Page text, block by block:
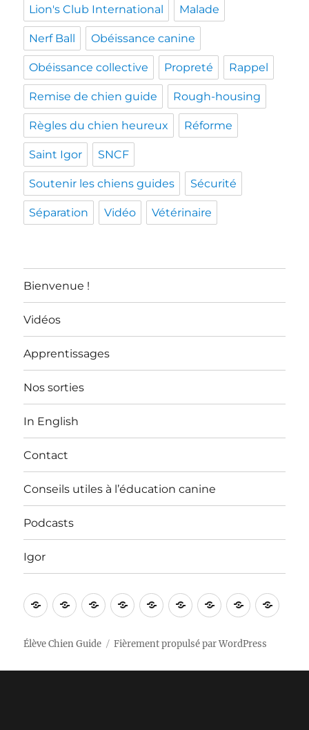
Lion's Club International Malade
Nerf Ball Obéissance canine
Obéissance collective Propreté Rappel
Remise de chien guide Rough-housing
Règles du chien heureux Réforme
Saint Igor SNCF
Soutenir les chiens guides Sécurité
Séparation Vidéo Vétérinaire
Bienvenue !
Vidéos
Apprentissages
Nos sorties
In English
Contact
Conseils utiles à l’éducation canine
Podcasts
Igor
Bienvenue
VidéosApprentissages
Nos In
ContactConseils
à
Podcasts
Igor
Élève Chien Guide Fièrement propulsé par WordPress